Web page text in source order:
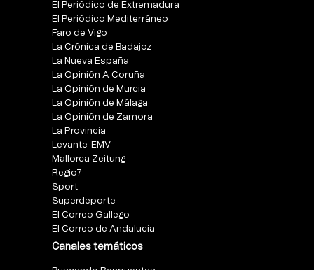
El Periódico de Extremadura
El Periódico Mediterráneo
Faro de Vigo
La Crónica de Badajoz
La Nueva España
La Opinión A Coruña
La Opinión de Murcia
La Opinión de Málaga
La Opinión de Zamora
La Provincia
Levante-EMV
Mallorca Zeitung
Regio7
Sport
Superdeporte
El Correo Gallego
El Correo de Andalucia
Canales temáticos